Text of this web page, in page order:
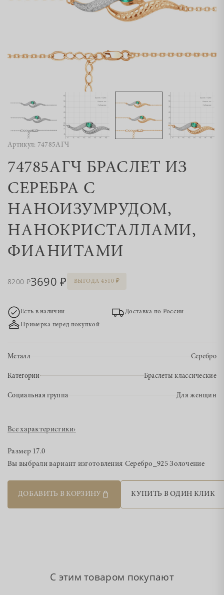
Артикул: 74785АГЧ
74785АГЧ БРАСЛЕТ ИЗ
СЕРЕБРА С
НАНОИЗУМРУДОМ,
НАНОКРИСТАЛЛАМИ,
ФИАНИТАМИ
8200 3690 ВЫГОДА 4510
Есть в наличии
Доставка по России
Примерка перед покупкой
Металл Серебро
Категории Браслеты классические
Социальная группа Для женщин
Все характеристики›
Размер 17.0
Вы выбрали вариант изготовления Серебро_925 Золочение
ДОБАВИТЬ В КОРЗИНУ КУПИТЬ В ОДИН КЛИК
С этим товаром покупают